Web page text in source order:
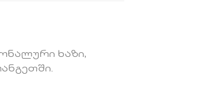
ხაზი,